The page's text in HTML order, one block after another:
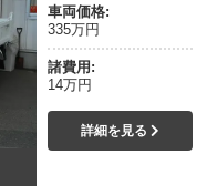
車両価格:
335万円
諸費用:
14万円
詳細を見る